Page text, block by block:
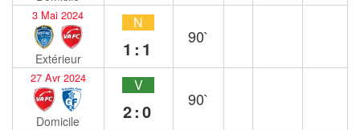
3 Mai 2024
Extérieur
N
1:1
90`
27 Avr 2024
Domicile
V
2:0
90`